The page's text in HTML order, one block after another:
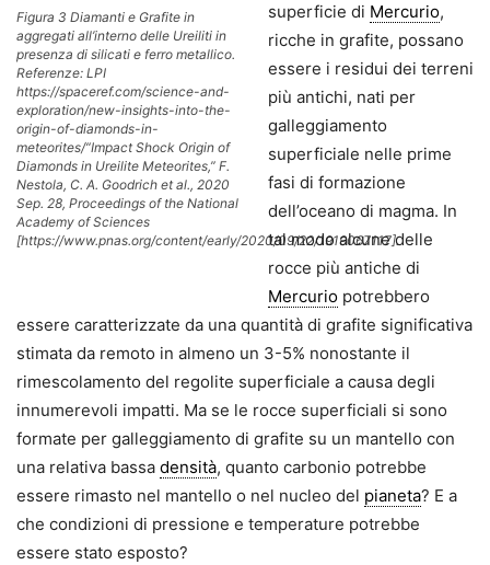
Figura 3 Diamanti e Grafite in
aggregati all’interno delle Ureiliti in
presenza di silicati e ferro metallico.
Referenze: LPI
https://spaceref.com/science-and-
exploration/new-insights-into-the-
origin-of-diamonds-in-
meteorites/“Impact Shock Origin of
Diamonds in Ureilite Meteorites,” F.
Nestola, C. A. Goodrich et al., 2020
Sep. 28, Proceedings of the National
Academy of Sciences
[https://www.pnas.org/content/early/2020/09/22/1919067117].
superficie di Mercurio,
ricche in grafite, possano
essere i residui dei terreni
più antichi, nati per
galleggiamento
superficiale nelle prime
fasi di formazione
dell’oceano di magma. In
tal modo alcune delle
rocce più antiche di
Mercurio potrebbero
essere caratterizzate da una quantità di grafite significativa
stimata da remoto in almeno un 3-5% nonostante il
rimescolamento del regolite superficiale a causa degli
innumerevoli impatti. Ma se le rocce superficiali si sono
formate per galleggiamento di grafite su un mantello con
una relativa bassa densità, quanto carbonio potrebbe
essere rimasto nel mantello o nel nucleo del pianeta? E a
che condizioni di pressione e temperature potrebbe
essere stato esposto?